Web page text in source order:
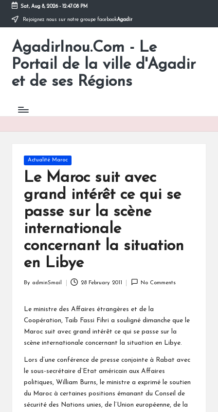
Skip
content
Sat, Aug 8, 2026- 12:47:08 PM
Rejoignez nous sur notre groupe facebookAgadir
AgadirInou.Com - Le
Portail de la ville d'Agadir
et de ses Régions
Toute
l'actualité
ville
en
un
Posted
in
Actualité Maroc
Le Maroc suit avec
grand intérêt ce qui se
passe sur la scène
internationale
concernant la situation
en Libye
By adminSmail 28 February 2011 No Comments
Le ministre des Affaires étrangères et de la
Coopération, Taib Fassi Fihri a souligné dimanche que le
Maroc suit avec grand intérêt ce qui se passe sur la
scène internationale concernant la situation en Libye.
Lors d’une conférence de presse conjointe à Rabat avec
le sous-secrétaire d’Etat américain aux Affaires
politiques, William Burns, le ministre a exprimé le soutien
du Maroc à certaines positions émanant du Conseil de
sécurité des Nations unies, de l’Union européenne, de la